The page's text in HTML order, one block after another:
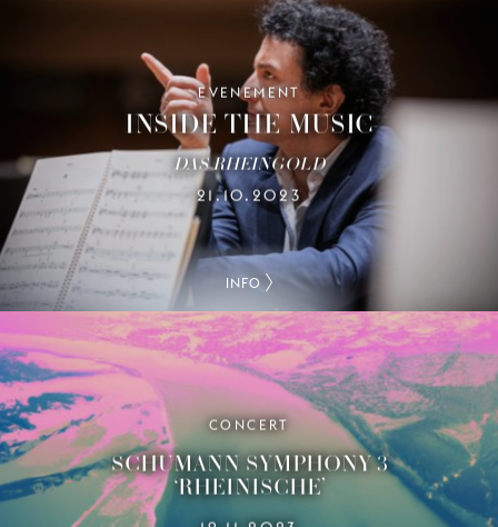
EVENEMENT
INSIDE THE MUSIC
DAS RHEINGOLD
21.10.2023
INFO
CONCERT
SCHUMANN SYMPHONY 3
‘RHEINISCHE’